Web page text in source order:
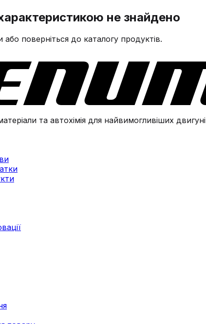
не знайдено
або поверніться до каталогу продуктів.
та автохімія для найвимогливіших